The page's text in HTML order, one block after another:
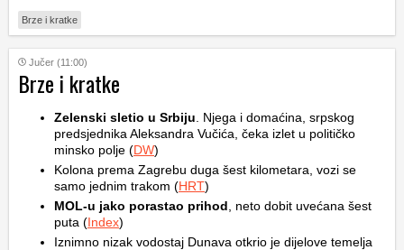
Brze i kratke
Jučer (11:00)
Brze i kratke
Zelenski sletio u Srbiju . Njega i domaćina, srpskog
predsjednika Aleksandra Vučića, čeka izlet u političko
minsko polje (DW)
Kolona prema Zagrebu duga šest kilometara, vozi se
samo jednim trakom (HRT)
MOL-u jako porastao prihod , neto dobit uvećana šest
puta (Index)
Iznimno nizak vodostaj Dunava otkrio je dijelove temelja